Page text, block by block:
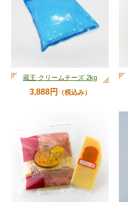
蔵王 クリームチーズ 2kg
3,888円 （税込み）